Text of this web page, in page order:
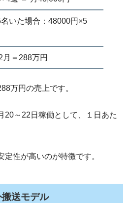
いた場合：48000円×5
＝288万円
万円の売上です。
～22日稼働として、１日あた
性が高いのが特徴です。
送モデル